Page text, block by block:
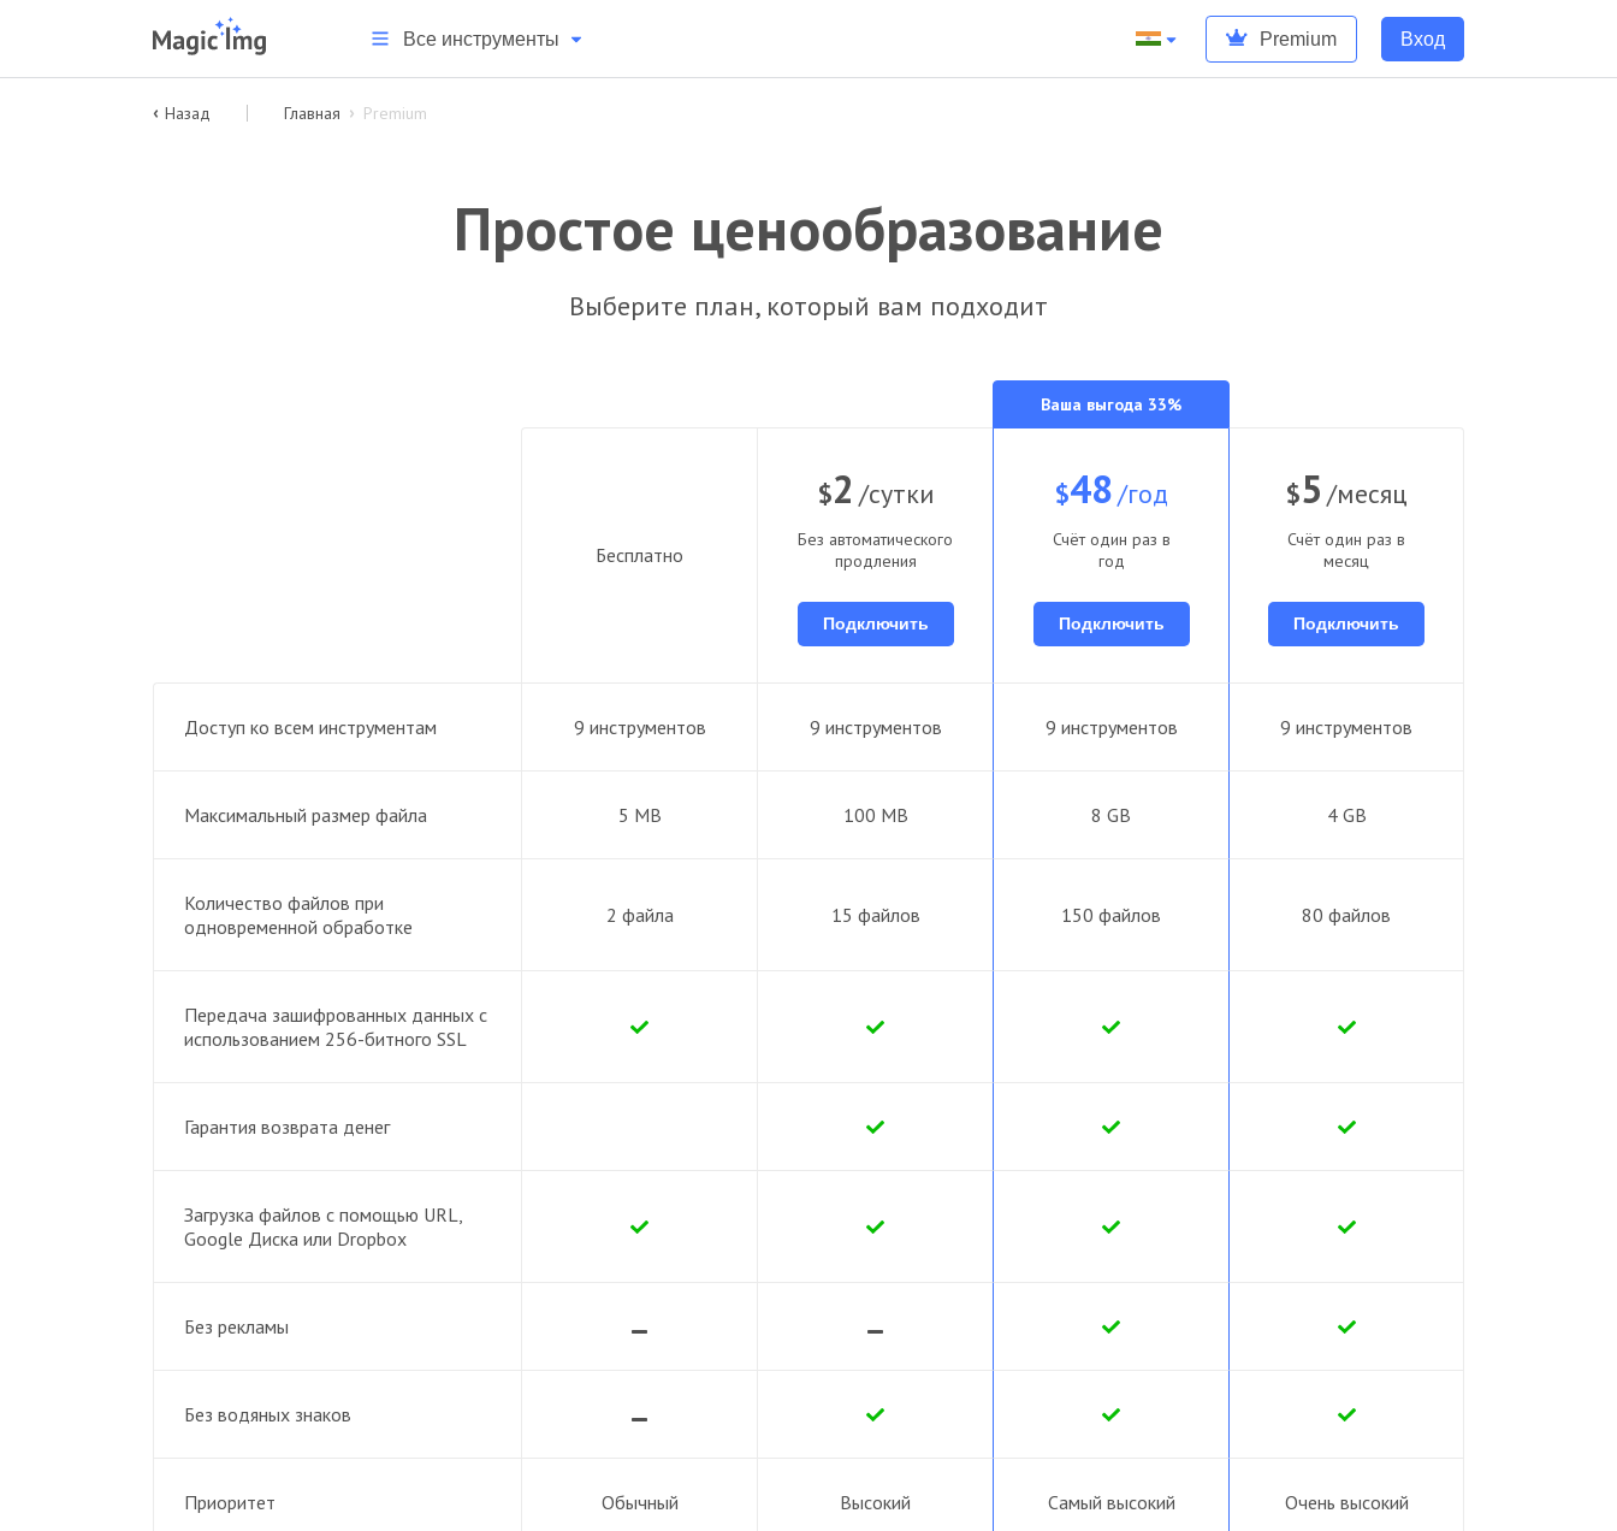
Все инструменты Premium Вход
Назад Главная Premium
Простое ценообразование
Выберите план, который вам подходит
Бесплатно
$2 /сутки
Без автоматического
продления
Подключить
Ваша выгода 33%
$48 /год
Счёт один раз в
год
Подключить
$5 /месяц
Счёт один раз в
месяц
Подключить
Доступ ко всем инструментам 9 инструментов 9 инструментов 9 инструментов 9 инструментов
Максимальный размер файла 5 MB 100 MB 8 GB 4 GB
Количество файлов при
одновременной обработке
2 файла 15 файлов 150 файлов 80 файлов
Передача зашифрованных данных с
использованием 256-битного SSL
Гарантия возврата денег
Загрузка файлов с помощью URL,
Google Диска или Dropbox
Без рекламы
Без водяных знаков
Приоритет Обычный Высокий Самый высокий Очень высокий